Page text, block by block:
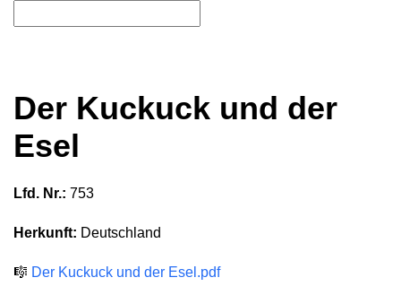
Der Kuckuck und der
Esel
Lfd. Nr.: 753
Herkunft: Deutschland
🎼 Der Kuckuck und der Esel.pdf